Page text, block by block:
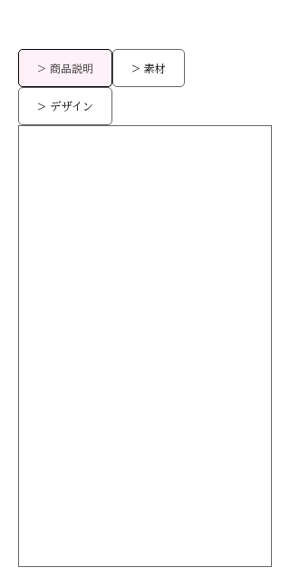
> 商品説明 > 素材
> デザイン